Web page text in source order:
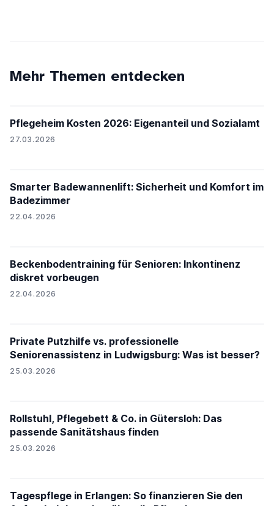
Mehr Themen entdecken
Pflegeheim Kosten 2026: Eigenanteil und Sozialamt
27.03.2026
Smarter Badewannenlift: Sicherheit und Komfort im
Badezimmer
22.04.2026
Beckenbodentraining für Senioren: Inkontinenz
diskret vorbeugen
22.04.2026
Private Putzhilfe vs. professionelle
Seniorenassistenz in Ludwigsburg: Was ist besser?
25.03.2026
Rollstuhl, Pflegebett & Co. in Gütersloh: Das
passende Sanitätshaus finden
25.03.2026
Tagespflege in Erlangen: So finanzieren Sie den